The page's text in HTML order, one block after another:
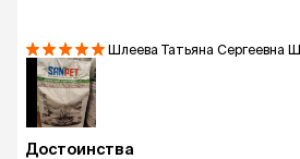
Шлеева Татьяна Сергеевна
Достоинства